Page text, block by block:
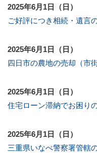
2025年6月1日（日）
ご好評につき相続・遺言
2025年6月1日（日）
四日市の農地の売却（市
2025年6月1日（日）
住宅ローン滞納でお困り
2025年6月1日（日）
三重県いなべ警察署管轄